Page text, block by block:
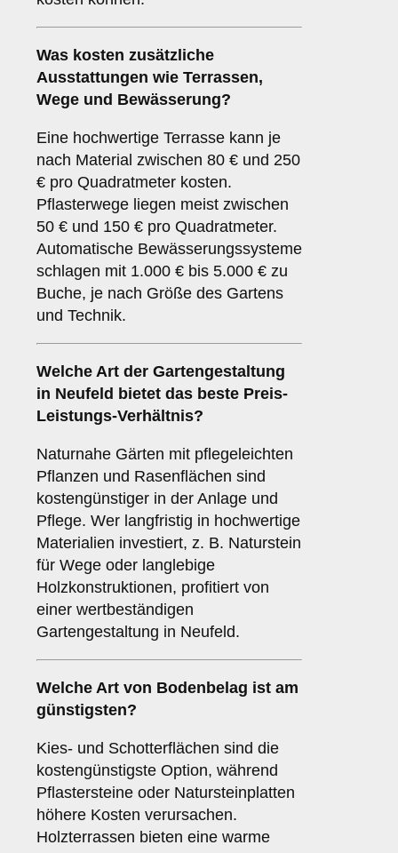
Was kosten zusätzliche
Ausstattungen wie Terrassen,
Wege und Bewässerung?
Eine hochwertige Terrasse kann je
nach Material zwischen 80 € und 250
€ pro Quadratmeter kosten.
Pflasterwege liegen meist zwischen
50 € und 150 € pro Quadratmeter.
Automatische Bewässerungssysteme
schlagen mit 1.000 € bis 5.000 € zu
Buche, je nach Größe des Gartens
und Technik.
Welche Art der Gartengestaltung
in Neufeld bietet das beste Preis-
Leistungs-Verhältnis?
Naturnahe Gärten mit pflegeleichten
Pflanzen und Rasenflächen sind
kostengünstiger in der Anlage und
Pflege. Wer langfristig in hochwertige
Materialien investiert, z. B. Naturstein
für Wege oder langlebige
Holzkonstruktionen, profitiert von
einer wertbeständigen
Gartengestaltung in Neufeld.
Welche Art von Bodenbelag ist am
günstigsten?
Kies- und Schotterflächen sind die
kostengünstigste Option, während
Pflastersteine oder Natursteinplatten
höhere Kosten verursachen.
Holzterrassen bieten eine warme